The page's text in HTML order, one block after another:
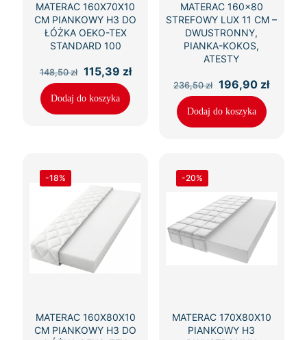
MATERAC 160X70X10
CM PIANKOWY H3 DO
ŁÓŻKA OEKO-TEX
STANDARD 100
148,50zł
Pierwotna
cena
wynosiła:
148,50 zł.
115,39 złAktualna
115,39 zł.
Dodaj do koszyka
MATERAC 160×80
STREFOWY LUX 11 CM –
DWUSTRONNY,
PIANKA-KOKOS,
ATESTY
236,50zł Pierwotna
cena
wynosiła:
236,50 zł.
196,90 zł
Dodaj do koszyka
-18%
MATERAC 160X80X10
CM PIANKOWY H3 DO
-20%
MATERAC 170X80X10
PIANKOWY H3